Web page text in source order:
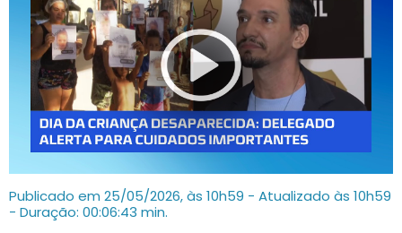
Publicado em 25/05/2026, às 10h59 - Atualizado às 10h59
- Duração: 00:06:43 min.